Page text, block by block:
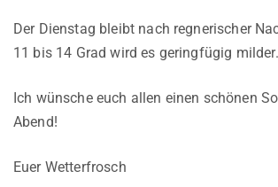
Der Dienstag bleibt nach regnerischer
11 bis 14 Grad wird es geringfügig milder.
Ich wünsche euch allen einen schönen
Abend!
Euer Wetterfrosch